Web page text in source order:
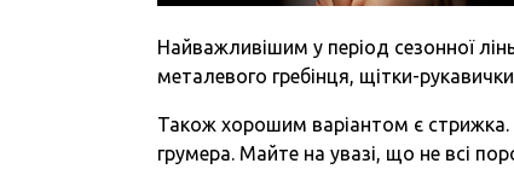
Найважливішим у період сезонної
металевого гребінця, щітки-
Також хорошим варіантом є стрижка.
грумера. Майте на увазі, що не всі